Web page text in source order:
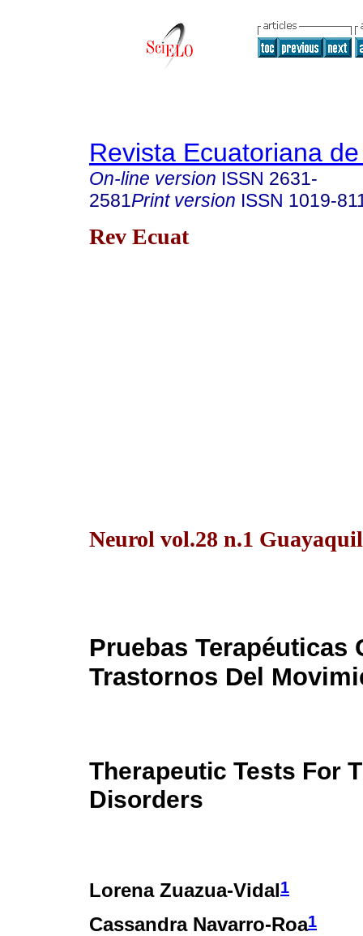
Revista Ecuatoriana
On-line version ISSN 2631-
2581Print version ISSN 1019-
Rev Ecuat
Neurol vol.28 n.1
Pruebas Terapéuticas
Trastornos Del
Therapeutic Tests For
Disorders
Lorena Zuazua-Vidal1
Cassandra Navarro-Roa1